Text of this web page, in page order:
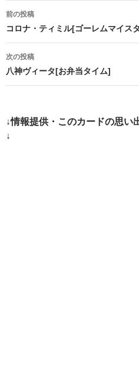
投
稿
ナ
ビ
ー
シ
前の投稿
コロナ・ティミル[ゴーレムマイス
次の投稿
八神ヴィータ[お弁当タイム]
↓情報提供・このカードの思い
↓